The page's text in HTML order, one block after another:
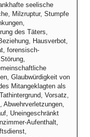
seelische
Milzruptur, Stumpfe
des Täters,
Hausverbot,
forensisch-
Glaubwürdigkeit von
Mitangeklagten als
Vorsatz,
Abwehrverletzungen,
Uneingeschränkt
Aufenthalt,